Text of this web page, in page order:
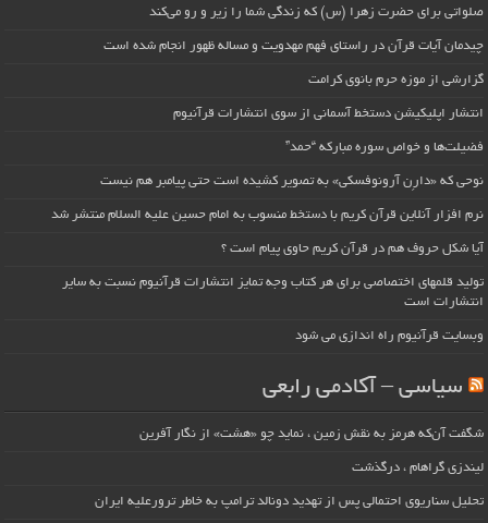
صلواتی برای حضرت زهرا (س) که زندگی شما را زیر و رو می‌کند
چیدمان آیات قرآن در راستای فهم مهدویت و مساله ظهور انجام شده است
گزارشی از موزه حرم بانوی کرامت
انتشار اپلیکیشن دستخط آسمانی از سوی انتشارات قرآنیوم
فضیلت‌ها و خواص سوره مبارکه “حمد”
نوحی که «دارِن آرونوفسکی» به تصویر کشیده است حتی پیامبر هم نیست
نرم افزار آنلاین قرآن کریم با دستخط منسوب به امام حسین علیه السلام منتشر شد
آیا شکل حروف هم در قرآن کریم حاوی پیام است ؟
تولید قلمهای اختصاصی برای هر کتاب وجه تمایز انتشارات قرآنیوم نسبت به سایر
انتشارات است
وبسایت قرآنیوم راه اندازی می شود
سیاسی – آکادمی رابعی
شگفت آن‌که هرمز به نقش زمین ، نماید چو «هشت» از نگار آفرین
لیندزی گراهام ، درگذشت
تحلیل سناریوی احتمالی پس از تهدید دونالد ترامپ به خاطر ترورعلیه ایران